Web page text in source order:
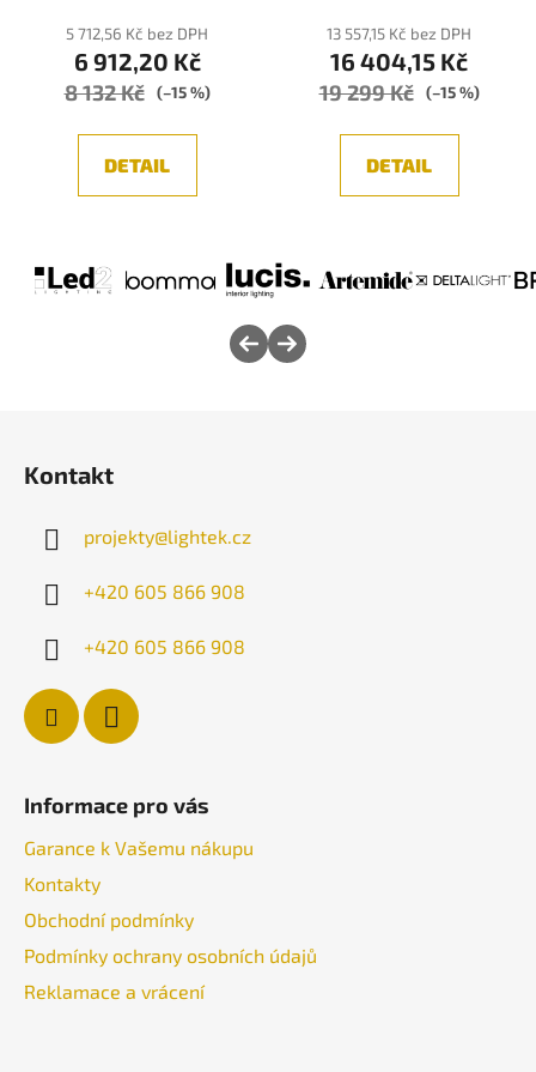
5 712,56 Kč bez DPH
6 912,20 Kč
8 132 Kč (–15 %)
DETAIL
13 557,15 Kč bez DPH
16 404,15 Kč
19 299 Kč (–15 %)
DETAIL
Kontakt
projekty@lightek.cz
+420 605 866 908
+420 605 866 908
Informace pro vás
Garance k Vašemu nákupu
Kontakty
Obchodní podmínky
Podmínky ochrany osobních údajů
Reklamace a vrácení